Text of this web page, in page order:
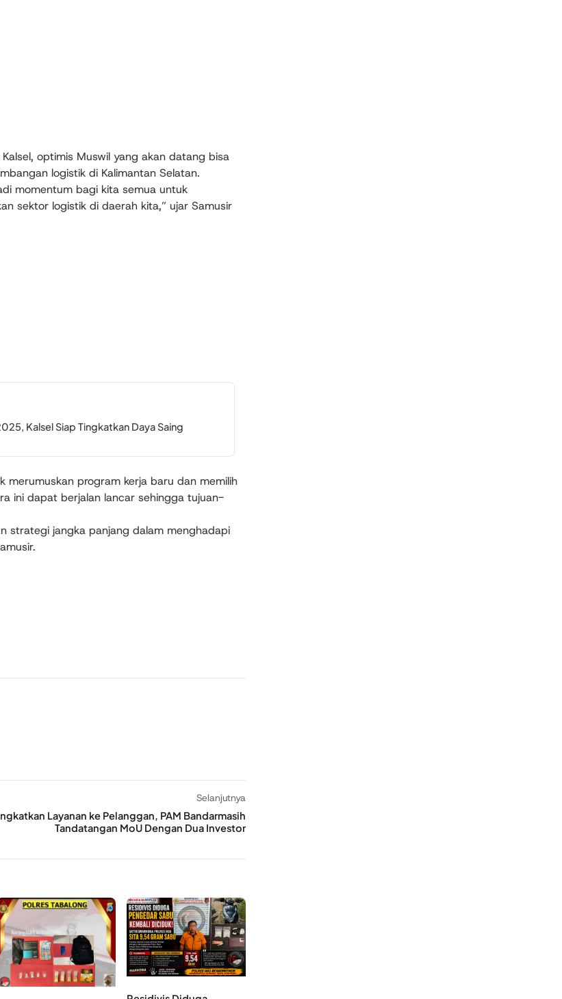
optimis Muswil yang akan datang bisa
logistik di Kalimantan Selatan.
momentum bagi kita semua untuk
sektor logistik di daerah kita,” ujar Samusir
Kalsel Siap Tingkatkan Daya Saing
merumuskan program kerja baru dan memilih
ini dapat berjalan lancar sehingga tujuan-
strategi jangka panjang dalam menghadapi
Selanjutnya
Layanan ke Pelanggan, PAM Bandarmasih
Tandatangan MoU Dengan Dua Investor